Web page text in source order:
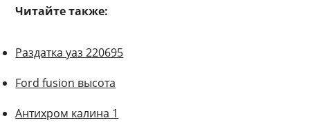
Читайте также:
Раздатка уаз 220695
Ford fusion высота
Антихром калина 1